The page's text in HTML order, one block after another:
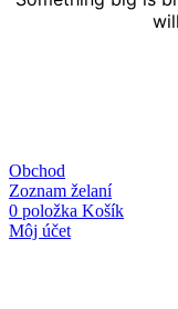
Obchod
Zoznam želaní
0 položka Košík
Môj účet